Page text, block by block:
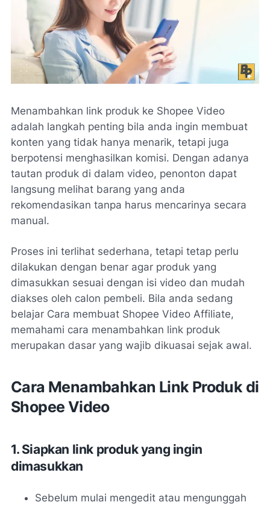
Menambahkan link produk ke Shopee Video
adalah langkah penting bila anda ingin membuat
konten yang tidak hanya menarik, tetapi juga
berpotensi menghasilkan komisi. Dengan adanya
tautan produk di dalam video, penonton dapat
langsung melihat barang yang anda
rekomendasikan tanpa harus mencarinya secara
manual.
Proses ini terlihat sederhana, tetapi tetap perlu
dilakukan dengan benar agar produk yang
dimasukkan sesuai dengan isi video dan mudah
diakses oleh calon pembeli. Bila anda sedang
belajar Cara membuat Shopee Video Affiliate,
memahami cara menambahkan link produk
merupakan dasar yang wajib dikuasai sejak awal.
Cara Menambahkan Link Produk di
Shopee Video
1. Siapkan link produk yang ingin
dimasukkan
Sebelum mulai mengedit atau mengunggah